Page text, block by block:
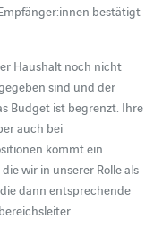
bestätigt
Haushalt noch nicht
sind und der
Budget ist begrenzt. Ihre
auch bei
kommt ein
wir in unserer Rolle als
dann entsprechende